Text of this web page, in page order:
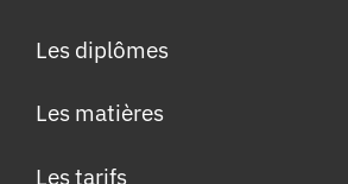
Les diplômes
Les matières
Les tarifs